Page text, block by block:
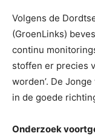
Volgens de
(GroenLinks)
continu
stoffen er precies
worden’. De
in de goede
Onderzoek